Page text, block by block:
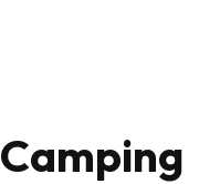
Camping